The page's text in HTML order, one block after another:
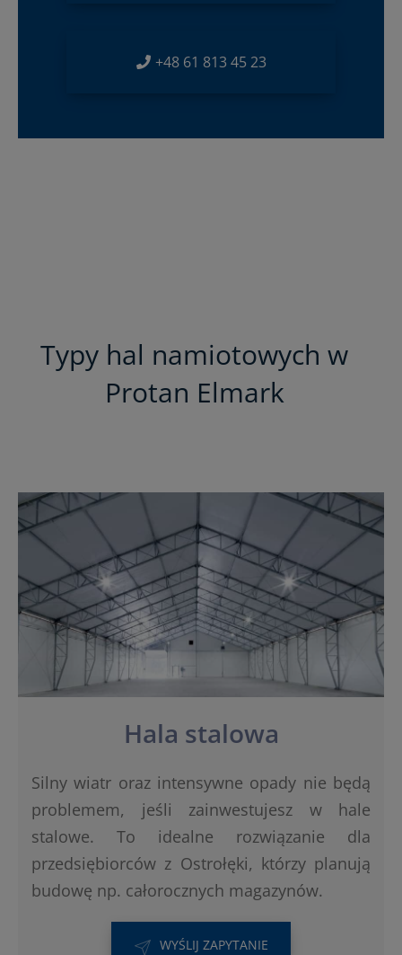
+48 61 813 45 23
Typy hal namiotowych w
Protan Elmark
Hala stalowa
Silny wiatr oraz intensywne opady nie będą
problemem, jeśli zainwestujesz w hale
stalowe. To idealne rozwiązanie dla
przedsiębiorców z Ostrołęki, którzy planują
budowę np. całorocznych magazynów.
WYŚLIJ ZAPYTANIE